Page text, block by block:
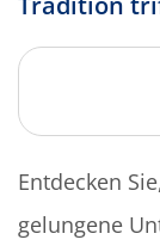
Entdecken
gelungene